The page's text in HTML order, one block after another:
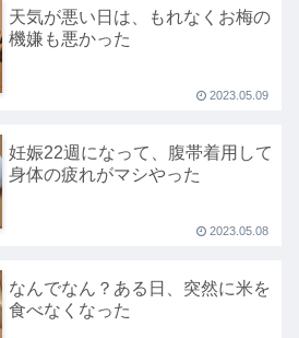
天気が悪い日は、もれなくお梅の
機嫌も悪かった
2023.05.09
妊娠22週になって、腹帯着用して
身体の疲れがマシやった
2023.05.08
なんでなん？ある日、突然に米を
食べなくなった